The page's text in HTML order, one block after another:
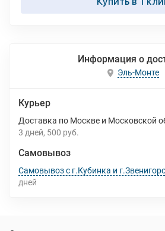
Информация о
Эль-Монте
Курьер
Доставка по Москве и Московской
3 дней 500 руб.
Самовывоз
Самовывоз с г.Кубинка и
дней